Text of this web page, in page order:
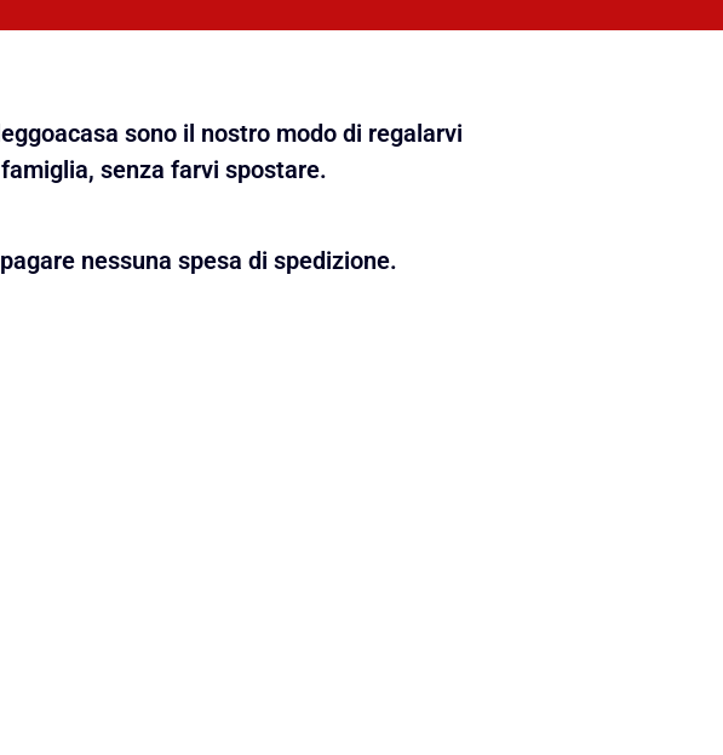
sono il nostro modo di regalarvi
senza farvi spostare.
nessuna spesa di spedizione.